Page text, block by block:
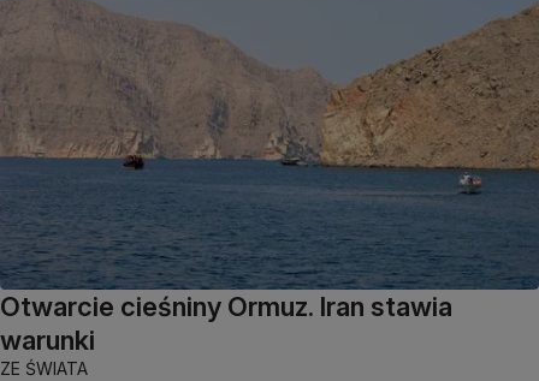
Otwarcie cieśniny Ormuz. Iran stawia
warunki
ZE ŚWIATA